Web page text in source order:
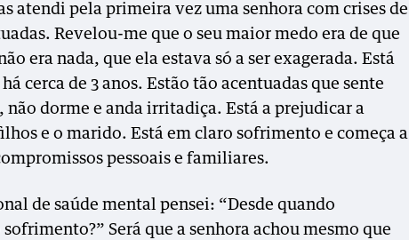
atendi pela primeira vez uma senhora com crises de
Revelou-me que o seu maior medo era de que
era nada, que ela estava só a ser exagerada. Está
cerca de 3 anos. Estão tão acentuadas que sente
não dorme e anda irritadiça. Está a prejudicar a
e o marido. Está em claro sofrimento e começa a
pessoais e familiares.
de saúde mental pensei: “Desde quando
Será que a senhora achou mesmo que